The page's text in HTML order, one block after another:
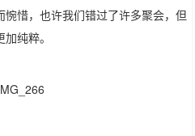
惜，也许我们错过了许多聚会，但
纯粹。